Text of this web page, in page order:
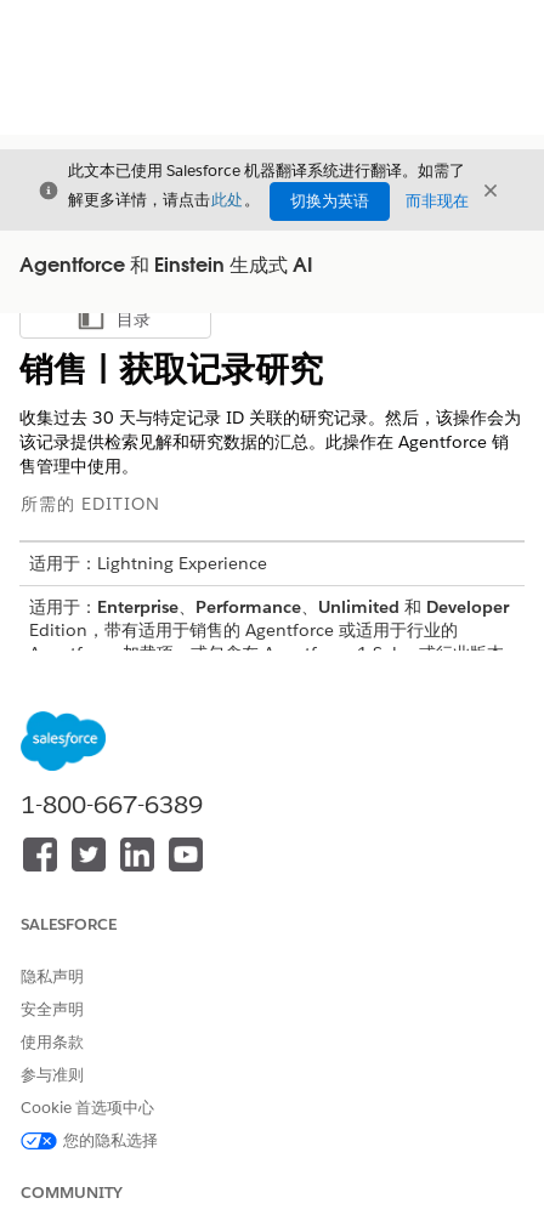
关闭
此文本已使用 Salesforce 机器翻译系统进行翻译。如需了
解更多详情，请点击此处。 切换为英语 而非现在 关闭
Agentforce 和 Einstein 生成式 AI
显示目录
目录
销售 | 获取记录研究
收集过去 30 天与特定记录 ID 关联的研究记录。然后，该操作会为
该记录提供检索见解和研究数据的汇总。此操作在 Agentforce 销
售管理中使用。
所需的 EDITION
适用于：Lightning Experience
适用于： Enterprise、 Performance、 Unlimited 和 Developer
Edition，带有适用于销售的 Agentforce 或适用于行业的
Agentforce 加载项，或包含在 Agentforce 1 Sales 或行业版本
所需用户权限
要使用销售管理客服人员：
要使用 Agentforce 客户管
请参阅标准客服人员操作的
操作详细信息
API 名称
此操作是否执行一个或多个提
所需设置
1-800-667-6389
SALESFORCE
隐私声明
安全声明
使用条款
参与准则
Cookie 首选项中心
您的隐私选择
COMMUNITY